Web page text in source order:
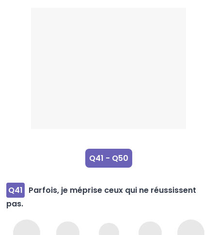
Q41 - Q50
Q41
Parfois, je méprise ceux qui ne réussissent
pas.